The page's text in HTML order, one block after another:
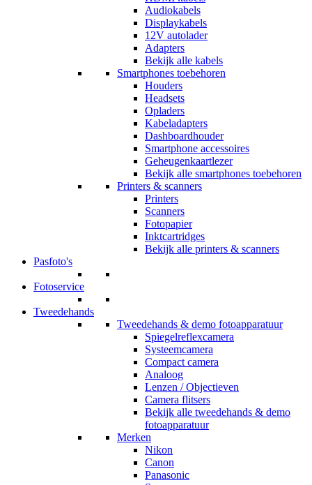
Audiokabels
Displaykabels
12V autolader
Adapters
Bekijk alle kabels
Smartphones toebehoren
Houders
Headsets
Opladers
Kabeladapters
Dashboardhouder
Smartphone accessoires
Geheugenkaartlezer
Bekijk alle smartphones toebehoren
Printers & scanners
Printers
Scanners
Fotopapier
Inktcartridges
Bekijk alle printers & scanners
Pasfoto's
Fotoservice
Tweedehands
Tweedehands & demo fotoapparatuur
Spiegelreflexcamera
Systeemcamera
Compact camera
Analoog
Lenzen / Objectieven
Camera flitsers
Bekijk alle tweedehands & demo
fotoapparatuur
Merken
Nikon
Canon
Panasonic